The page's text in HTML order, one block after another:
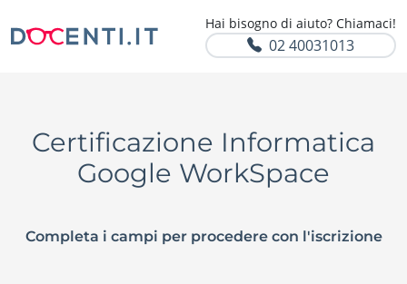
Hai bisogno di aiuto? Chiamaci!
02 40031013
Certificazione Informatica
Google WorkSpace
Completa i campi per procedere con l'iscrizione